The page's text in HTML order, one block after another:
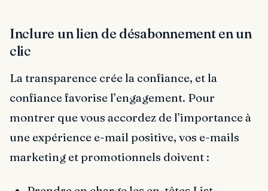
Inclure un lien de désabonnement en un
clic
La transparence crée la confiance, et la
confiance favorise l’engagement. Pour
montrer que vous accordez de l’importance à
une expérience e-mail positive, vos e-mails
marketing et promotionnels doivent :